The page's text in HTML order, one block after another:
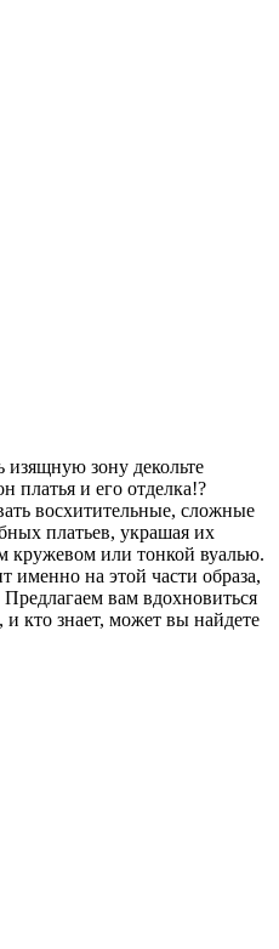
зону декольте
платья и его отделка!?
восхитительные, сложные
платьев, украшая их
или тонкой вуалью.
именно на этой части образа,
вам вдохновиться
кто знает, может вы найдете